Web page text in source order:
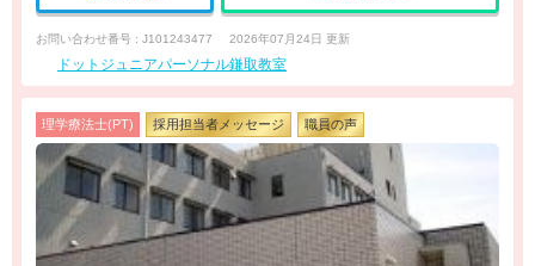
お問い合わせ番号 : J101243477 2026年07月24日 更新
ドットジュニアパーソナル鎌取教室
理学療法士(PT) 採用担当者メッセージ 職員の声